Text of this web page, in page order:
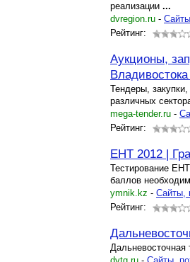
реализации ...
dvregion.ru -
Рейтинг:
Аукционы,
Владивостока
Тендеры,
различных
mega-tender.ru -
Рейтинг:
ЕНТ 2012 |
Тестирование
баллов
ymnik.kz - Cайты,
Рейтинг:
Дальневосточная